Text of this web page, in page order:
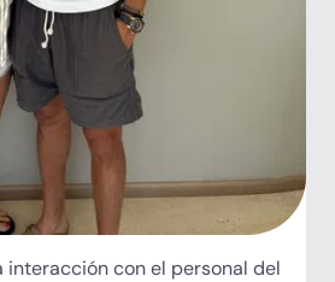
interacción con el personal del